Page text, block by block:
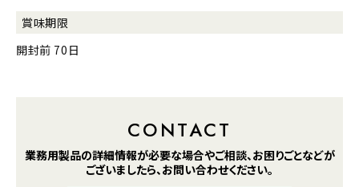
賞味期限
開封前 70日
CONTACT
業務用製品の詳細情報が必要な場合やご相談、お困りごとなどが
ございましたら、お問い合わせください。